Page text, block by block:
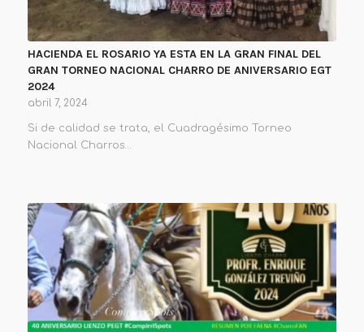
HACIENDA EL ROSARIO YA ESTA EN LA GRAN FINAL DEL
GRAN TORNEO NACIONAL CHARRO DE ANIVERSARIO EGT
2024
abril 7, 2024
Si de calidad se trata, el Cuadragésimo Torneo
Nacional Charros…